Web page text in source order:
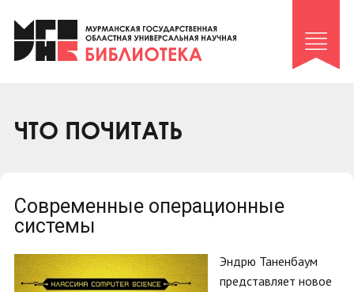
Клуб «Гиря и сельдерей»
Клуб «Семейный архив»
Коллегам
ЧТО ПОЧИТАТЬ
Современные операционные
системы
Эндрю Таненбаум
представляет новое